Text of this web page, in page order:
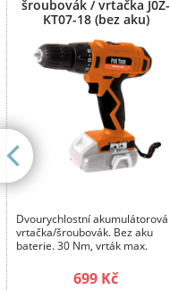
šroubovák / vrtačka J0Z-
KT07-18 (bez aku)
Dvourychlostní akumulátorová
vrtačka/šroubovák. Bez aku
baterie. 30 Nm, vrták max.
699 Kč